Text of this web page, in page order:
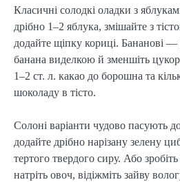
Класичні солодкі оладки з
дрібно 1–2 яблука, змішайте з
додайте щіпку кориці. Бананові —
банана виделкою й зменшіть
1–2 ст. л. какао до борошна та
шоколаду в тісто.
Солоні варіанти чудово пасують
додайте дрібно нарізану зелену
тертого твердого сиру. Або
натріть овоч, відіжміть зайву